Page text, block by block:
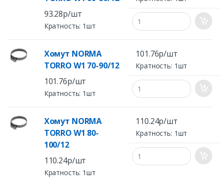
93.28р/шт
Кратность: 1шт
Хомут NORMA
TORRO W1 70-90/12
101.76р/шт
Кратность: 1шт
101.76р/шт
Кратность: 1шт
Хомут NORMA
TORRO W1 80-
100/12
110.24р/шт
Кратность: 1шт
110.24р/шт
Кратность: 1шт